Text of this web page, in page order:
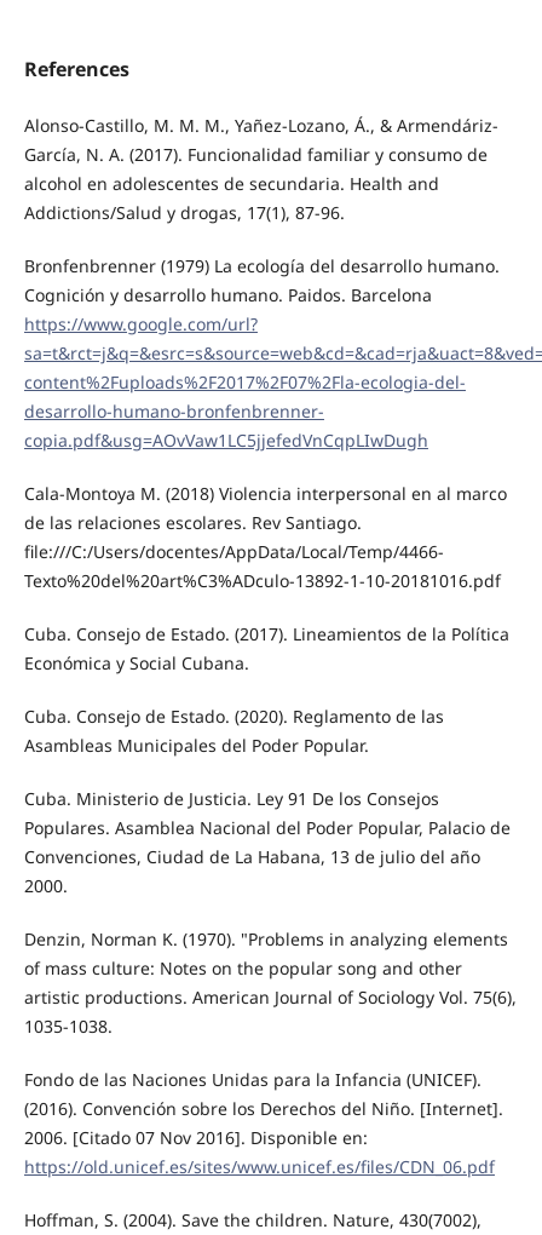
References
Alonso-Castillo, M. M. M., Yañez-Lozano, Á., & Armendáriz-
García, N. A. (2017). Funcionalidad familiar y consumo de
alcohol en adolescentes de secundaria. Health and
Addictions/Salud y drogas, 17(1), 87-96.
Bronfenbrenner (1979) La ecología del desarrollo humano.
Cognición y desarrollo humano. Paidos. Barcelona
https://www.google.com/url?
content%2Fuploads%2F2017%2F07%2Fla-ecologia-del-
desarrollo-humano-bronfenbrenner-
copia.pdf&usg=AOvVaw1LC5jjefedVnCqpLIwDugh
Cala-Montoya M. (2018) Violencia interpersonal en al marco
de las relaciones escolares. Rev Santiago.
file:///C:/Users/docentes/AppData/Local/Temp/4466-
Texto%20del%20art%C3%ADculo-13892-1-10-20181016.pdf
Cuba. Consejo de Estado. (2017). Lineamientos de la Política
Económica y Social Cubana.
Cuba. Consejo de Estado. (2020). Reglamento de las
Asambleas Municipales del Poder Popular.
Cuba. Ministerio de Justicia. Ley 91 De los Consejos
Populares. Asamblea Nacional del Poder Popular, Palacio de
Convenciones, Ciudad de La Habana, 13 de julio del año
2000.
Denzin, Norman K. (1970). "Problems in analyzing elements
of mass culture: Notes on the popular song and other
artistic productions. American Journal of Sociology Vol. 75(6),
1035-1038.
Fondo de las Naciones Unidas para la Infancia (UNICEF).
(2016). Convención sobre los Derechos del Niño. [Internet].
2006. [Citado 07 Nov 2016]. Disponible en:
https://old.unicef.es/sites/www.unicef.es/files/CDN_06.pdf
Hoffman, S. (2004). Save the children. Nature, 430(7002),